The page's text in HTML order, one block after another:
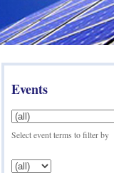
Events
Select event terms to filter by